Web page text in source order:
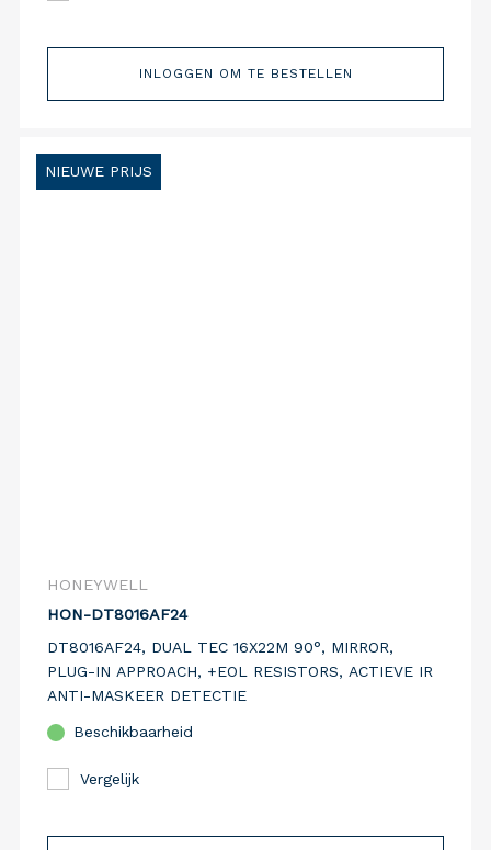
INLOGGEN OM TE BESTELLEN
NIEUWE PRIJS
HONEYWELL
HON-DT8016AF24
DT8016AF24, DUAL TEC 16X22M 90°, MIRROR,
PLUG-IN APPROACH, +EOL RESISTORS, ACTIEVE IR
ANTI-MASKEER DETECTIE
Beschikbaarheid
Vergelijk